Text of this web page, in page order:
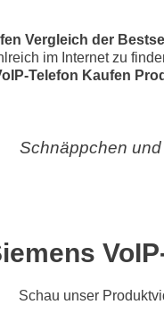
Vergleich der
im Internet zu
Telefon Kaufen
Schnäppchen
Schau unser